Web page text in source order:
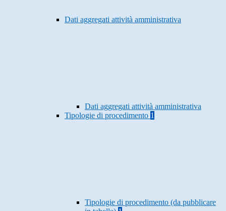
Dati aggregati attività amministrativa
Dati aggregati attività amministrativa
Tipologie di procedimento 1
Tipologie di procedimento (da pubblicare